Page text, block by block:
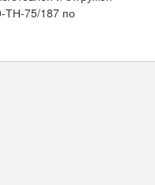
ТН-75/187 по